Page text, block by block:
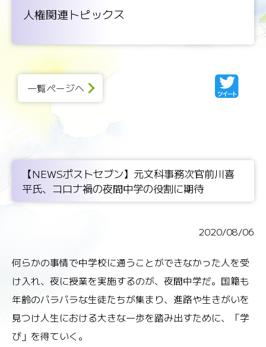
人権関連トピックス
一覧ページへ
【NEWSポストセブン】元文科事務次官前川喜
平氏、コロナ禍の夜間中学の役割に期待
2020/08/06
何らかの事情で中学校に通うことができなかった人を受
け入れ、夜に授業を実施するのが、夜間中学だ。国籍も
年齢のバラバラな生徒たちが集まり、進路や生きがいを
見つけ人生における大きな一歩を踏み出すために、「学
び」を得ていく。